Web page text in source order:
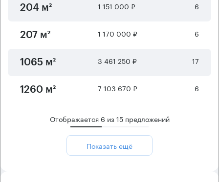
204 м² 1 151 000 ₽ 6
207 м² 1 170 000 ₽ 6
1065 м² 3 461 250 ₽ 17
1260 м² 7 103 670 ₽ 6
Отображается 6 из15предложений
Показать ещё